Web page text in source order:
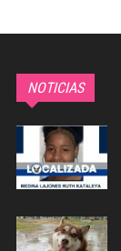
NOTICIAS